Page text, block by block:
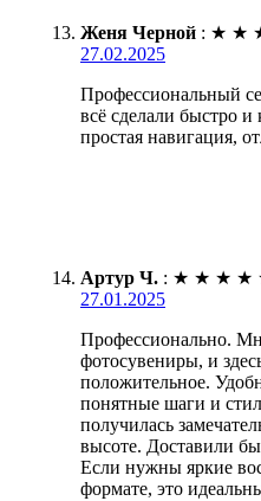
Женя Черной : ★ ★
27.02.2025
Профессиональный
всё сделали быстро и
простая навигация,
Артур Ч. : ★ ★ ★ ★
27.01.2025
Профессионально.
фотосувениры, и
положительное.
понятные шаги и
получилась
высоте. Доставили
Если нужны яркие
формате, это